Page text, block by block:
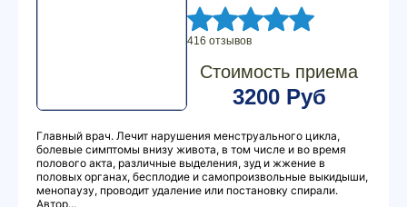
416 отзывов
Стоимость приема
3200 Руб
Главный врач. Лечит нарушения менструального цикла,
болевые симптомы внизу живота, в том числе и во время
полового акта, различные выделения, зуд и жжение в
половых органах, бесплодие и самопроизвольные выкидыши,
менопаузу, проводит удаление или постановку спирали.
Автор...